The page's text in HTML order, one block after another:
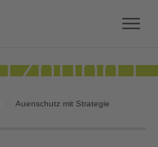
Auenschutz mit Strategie